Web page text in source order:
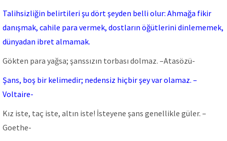
Talihsizliğin belirtileri şu dört şeyden belli olur: Ahmağa fikir
danışmak, cahile para vermek, dostların öğütlerini dinlememek,
dünyadan ibret almamak.
Gökten para yağsa; şanssızın torbası dolmaz. –Atasözü-
Şans, boş bir kelimedir; nedensiz hiçbir şey var olamaz. –
Voltaire-
Kız iste, taç iste, altın iste! İsteyene şans genellikle güler. –
Goethe-